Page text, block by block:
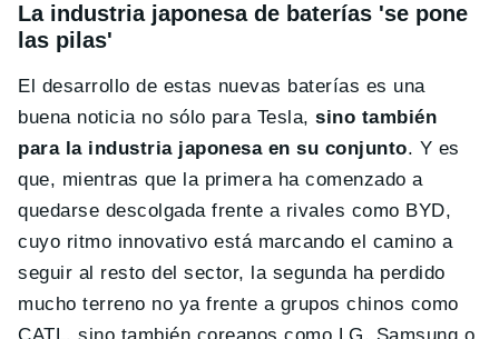
La industria japonesa de baterías 'se pone
las pilas'
El desarrollo de estas nuevas baterías es una
buena noticia no sólo para Tesla,sino también
para la industria japonesa en su conjunto. Y es
que, mientras que la primera ha comenzado a
quedarse descolgada frente a rivales como BYD,
cuyo ritmo innovativo está marcando el camino a
seguir al resto del sector, la segunda ha perdido
mucho terreno no ya frente a grupos chinos como